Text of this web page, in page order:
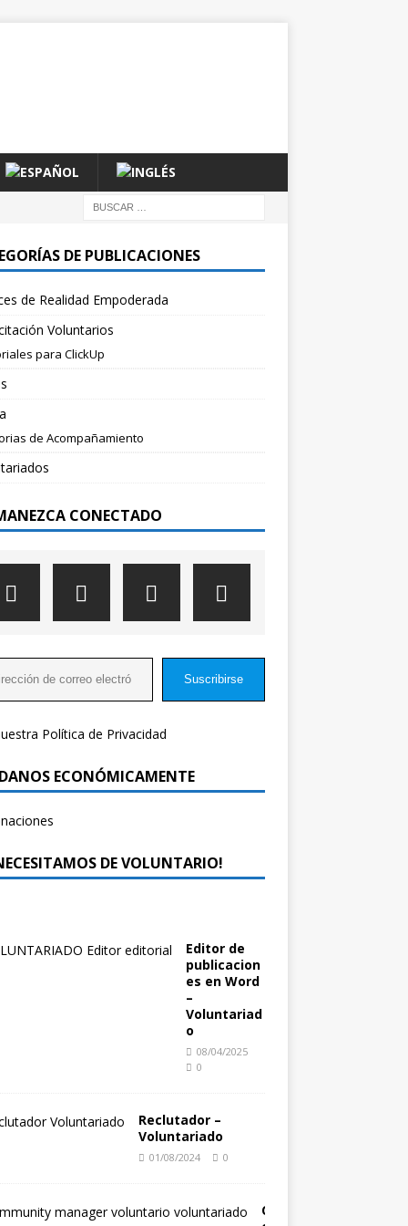
DE PUBLICACIONES
de Realidad Empoderada
Voluntarios
para ClickUp
de Acompañamiento
CONECTADO
Suscribirse
Política de Privacidad
ECONÓMICAMENTE
DE VOLUNTARIO!
Editor de
publicacion
es en Word
–
Voluntariad
o
08/04/2025
0
Reclutador –
Voluntariado
01/08/2024 0
C